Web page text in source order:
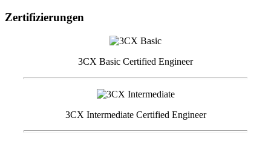
Zertifizierungen
3CX Basic Certified Engineer
3CX Intermediate Certified Engineer